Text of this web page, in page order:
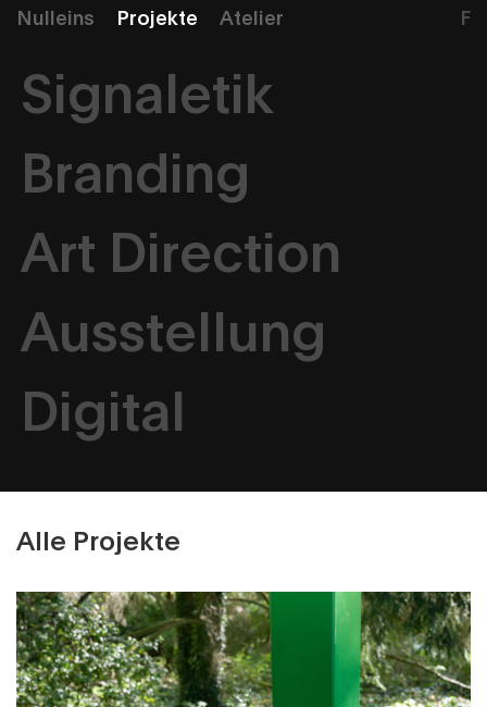
Nulleins Projekte Atelier F
Signaletik
Branding
Art Direction
Ausstellung
Digital
Alle Projekte